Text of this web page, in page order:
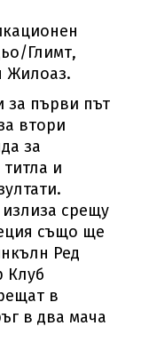
Глимт,
Жилоаз.
първи път
втори
за
и
срещу
също ще
Ред
Клуб
в
в два мача